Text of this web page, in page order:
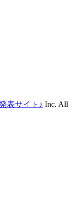
表サイト♪ Inc. All